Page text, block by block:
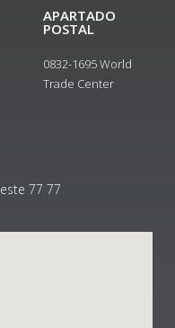
APARTADO
POSTAL
0832-1695 World
Trade Center
77 77